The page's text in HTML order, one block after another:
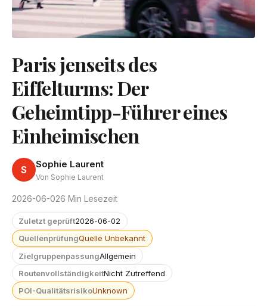
Paris jenseits des
Eiffelturms: Der
Geheimtipp-Führer eines
Einheimischen
S Sophie Laurent
Von Sophie Laurent
2026-06-026 Min Lesezeit
Zuletzt geprüft2026-06-02
QuellenprüfungQuelle Unbekannt
ZielgruppenpassungAllgemein
RoutenvollständigkeitNicht Zutreffend
POI-QualitätsrisikoUnknown